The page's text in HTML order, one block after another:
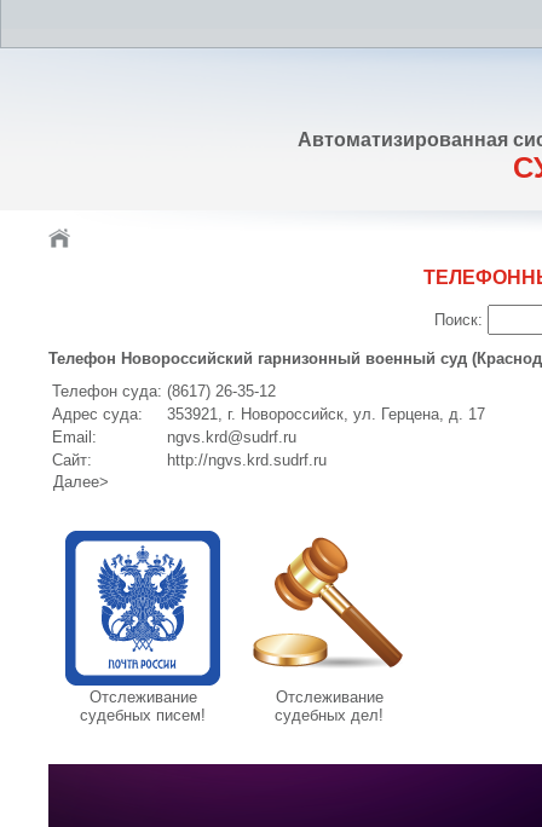
Автоматизированная
Поиск:
Телефон Новороссийский гарнизонный военный суд
Телефон суда: (8617) 26-35-12
Адрес суда:
353921, г. Новороссийск, ул. Герцена, д. 17
Email:
ngvs.krd@sudrf.ru
Сайт:
http://ngvs.krd.sudrf.ru
Далее>
Отслеживание
судебных писем!
Отслеживание
судебных дел!